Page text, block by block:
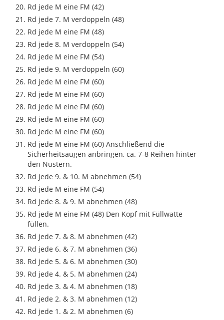
Rd jede M eine FM (42)
Rd jede 7. M verdoppeln (48)
Rd jede M eine FM (48)
Rd jede 8. M verdoppeln (54)
Rd jede M eine FM (54)
Rd jede 9. M verdoppeln (60)
Rd jede M eine FM (60)
Rd jede M eine FM (60)
Rd jede M eine FM (60)
Rd jede M eine FM (60)
Rd jede M eine FM (60)
Rd jede M eine FM (60) Anschließend die
Sicherheitsaugen anbringen, ca. 7-8 Reihen hinter
den Nüstern.
Rd jede 9. & 10. M abnehmen (54)
Rd jede M eine FM (54)
Rd jede 8. & 9. M abnehmen (48)
Rd jede M eine FM (48) Den Kopf mit Füllwatte
füllen.
Rd jede 7. & 8. M abnehmen (42)
Rd jede 6. & 7. M abnehmen (36)
Rd jede 5. & 6. M abnehmen (30)
Rd jede 4. & 5. M abnehmen (24)
Rd jede 3. & 4. M abnehmen (18)
Rd jede 2. & 3. M abnehmen (12)
Rd jede 1. & 2. M abnehmen (6)